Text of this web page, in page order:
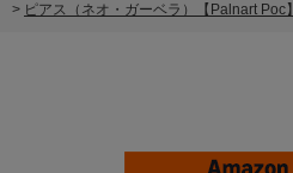
> ピアス（ネオ・ガーベラ）【Palnart Poc】